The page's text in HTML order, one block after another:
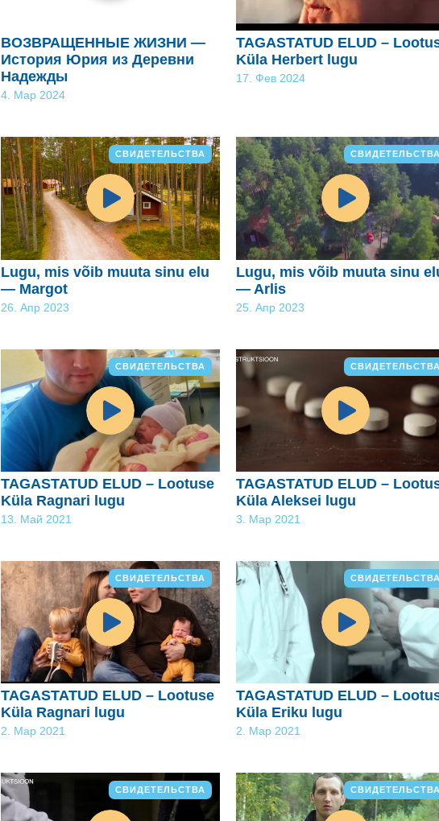
ВОЗВРАЩЕННЫЕ ЖИЗНИ —
История Юрия из Деревни
Надежды
4. Мар 2024
TAGASTATUD ELUD –
Küla Herbert lugu
17. Фев 2024
СВИДЕТЕЛЬСТВА
Lugu, mis võib muuta sinu elu
— Margot
26. Апр 2023
СВИДЕТЕЛЬСТВА
Lugu, mis võib muuta sinu
— Arlis
25. Апр 2023
СВИДЕТЕЛЬСТВА
TAGASTATUD ELUD – Lootuse
Küla Ragnari lugu
13. Май 2021
СВИДЕТЕЛЬСТВА
TAGASTATUD ELUD –
Küla Aleksei lugu
3. Мар 2021
СВИДЕТЕЛЬСТВА
TAGASTATUD ELUD – Lootuse
Küla Ragnari lugu
2. Мар 2021
СВИДЕТЕЛЬСТВА
TAGASTATUD ELUD –
Küla Eriku lugu
2. Мар 2021
СВИДЕТЕЛЬСТВА СВИДЕТЕЛЬСТВА